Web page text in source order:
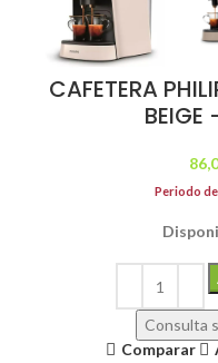
CAFETERA
BEIGE
Periodo de
Consulta
Comparar